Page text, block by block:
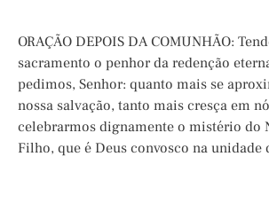
ORAÇÃO DEPOIS DA COMUNHÃO:
sacramento o penhor da redenção
pedimos, Senhor: quanto mais se
nossa salvação, tanto mais cresça em
celebrarmos dignamente o mistério do
Filho, que é Deus convosco na unidade